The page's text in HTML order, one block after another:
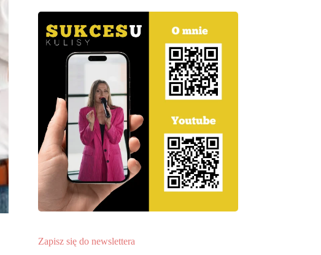
Zapisz się do newslettera